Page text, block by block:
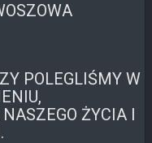
POLEGLIŚMY W
ŻYCIA I